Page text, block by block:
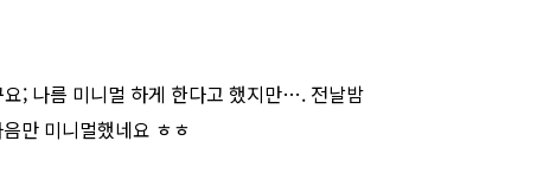
; 나름 미니멀 하게 한다고 했지만…. 전날밤
만 미니멀했네요 ㅎㅎ